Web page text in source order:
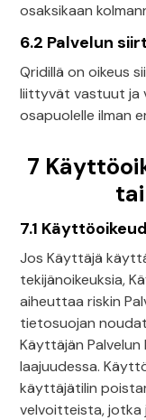
osaksikaan
6.2 Palvelun
Qridillä on oikeus
liittyvät vastuut ja
osapuolelle ilman
7
7.1
Jos Käyttäjä
tekijänoikeuksia,
aiheuttaa riskin
tietosuojan
Käyttäjän
laajuudessa.
käyttäjätilin
velvoitteista,